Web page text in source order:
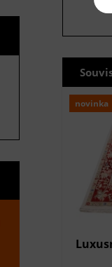
novinka